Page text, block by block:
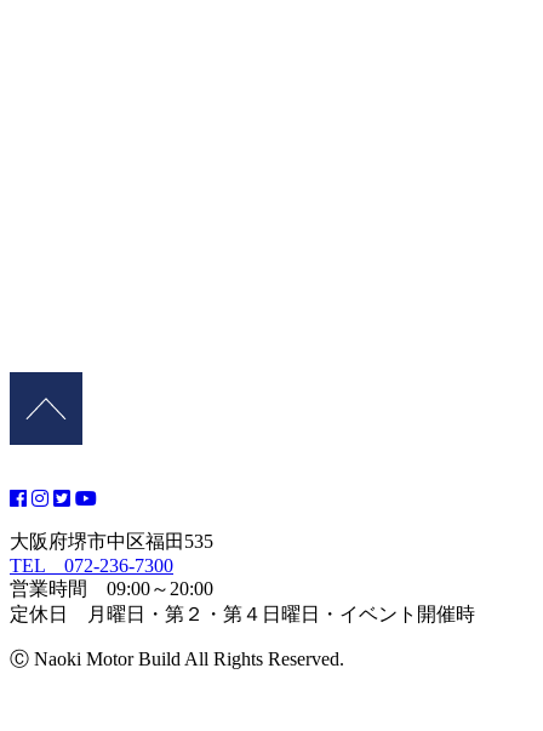
大阪府堺市中区福田535
TEL 072-236-7300
営業時間 09:00～20:00
定休日 月曜日・第２・第４日曜日・イベント開催時
Ⓒ Naoki Motor Build All Rights Reserved.